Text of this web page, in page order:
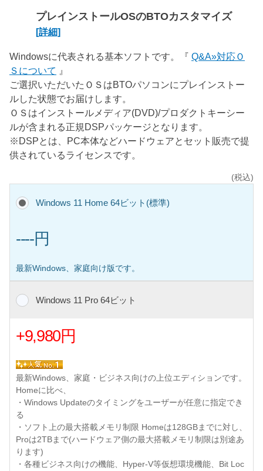
プレインストールOSのBTOカスタマイズ
[詳細]
Windowsに代表される基本ソフトです。『 Q&A»対応Ｏ
Ｓについて 』
ご選択いただいたＯＳはBTOパソコンにプレインストー
ルした状態でお届けします。
ＯＳはインストールメディア(DVD)/プロダクトキーシー
ルが含まれる正規DSPパッケージとなります。
※DSPとは、PC本体などハードウェアとセット販売で提
供されているライセンスです。
(税込)
Windows 11 Home 64ビット(標準)
----円
最新Windows、家庭向け版です。
Windows 11 Pro 64ビット
+9,980円
最新Windows、家庭・ビジネス向けの上位エディションです。
Homeに比べ、
・Windows Updateのタイミングをユーザーが任意に指定でき
る
・ソフト上の最大搭載メモリ制限 Homeは128GBまでに対し、
Proは2TBまで(ハードウェア側の最大搭載メモリ制限は別途あ
ります)
・各種ビジネス向けの機能、Hyper-V等仮想環境機能、Bit Loc